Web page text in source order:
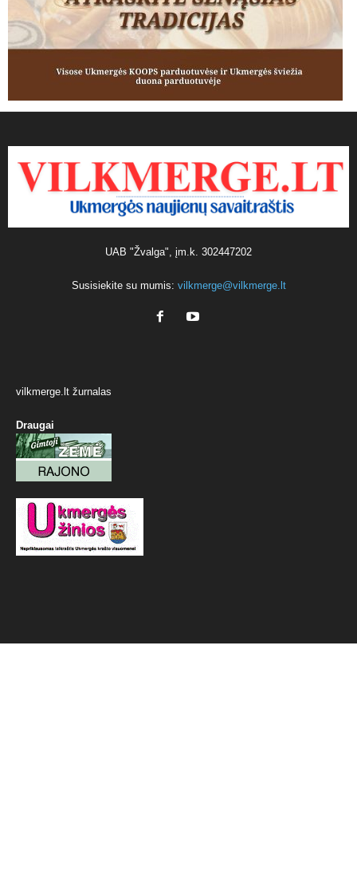
UAB "Žvalga", įm.k. 302447202
Susisiekite su mumis: vilkmerge@vilkmerge.lt
vilkmerge.lt žurnalas
Draugai